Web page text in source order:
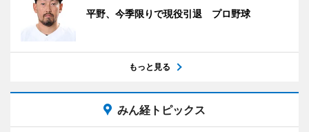
平野、今季限りで現役引退 プロ野球
もっと見る
みん経トピックス